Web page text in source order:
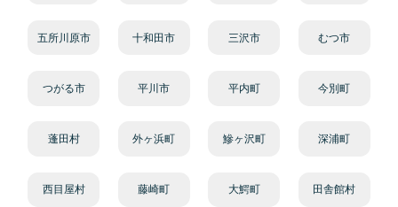
五所川原市 十和田市 三沢市 むつ市
つがる市 平川市 平内町 今別町
蓬田村 外ヶ浜町 鰺ヶ沢町 深浦町
西目屋村 藤崎町 大鰐町 田舎館村